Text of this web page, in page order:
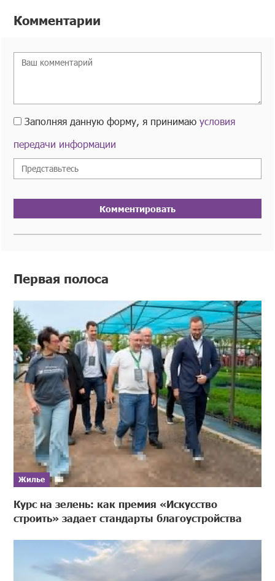
Комментарии
Заполняя данную форму, я принимаюусловия
передачи информации
Комментировать
Первая полоса
Жилье
Курс на зелень: как премия «Искусство
строить» задает стандарты благоустройства